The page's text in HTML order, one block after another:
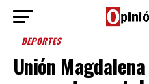
DEPORTES
Unión